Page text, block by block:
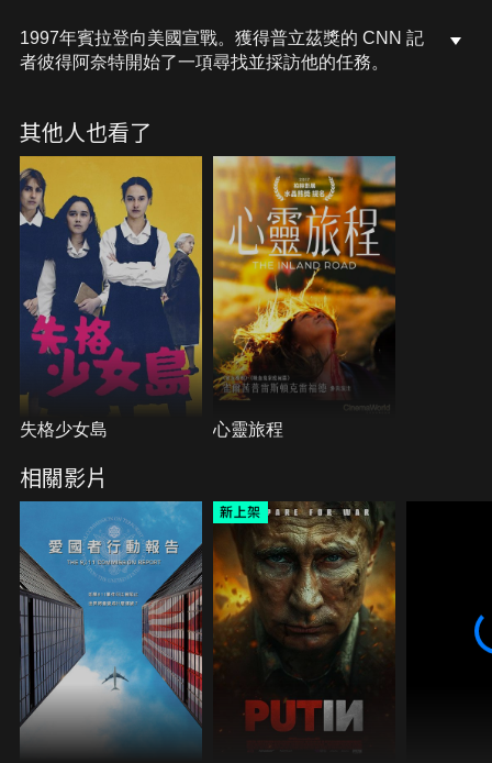
1997年賓拉登向美國宣戰。獲得普立茲獎的 CNN 記
者彼得阿奈特開始了一項尋找並採訪他的任務。
其他人也看了
失格少女島 心靈旅程
相關影片